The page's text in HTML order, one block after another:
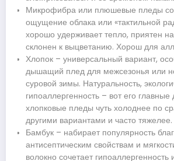
Микрофибра или плюшевые пледы
ощущение облака или «тактильной
хорошо удерживает тепло, приятен
склонен к выцветанию. Хорош для
Хлопок – универсальный вариант,
дышащий плед для межсезонья или
суровой зимы. Натуральность,
гипоаллергенность – вот его главные
хлопковые пледы чуть холоднее по
другими вариантами и часто тяжелее.
Бамбук – набирает популярность
антисептическим свойствам и
волокно сочетает гипоаллергенность